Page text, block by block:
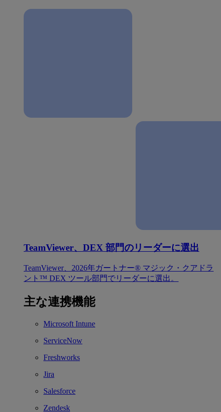
TeamViewer、DEX 部門のリーダーに選出
TeamViewer、2026年ガートナー® マジック・クアドラ
ント™ DEX ツール部門でリーダーに選出。
主な連携機能
Microsoft Intune
ServiceNow
Freshworks
Jira
Salesforce
Zendesk